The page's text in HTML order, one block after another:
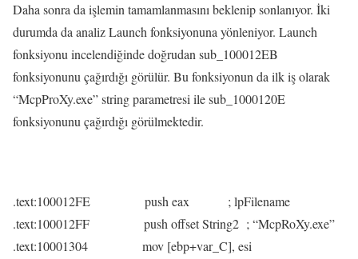
Daha sonra da işlemin tamamlanmasını beklenip sonlanıyor. İki
durumda da analiz Launch fonksiyonuna yönleniyor. Launch
fonksiyonu incelendiğinde doğrudan sub_100012EB
fonksiyonunu çağırdığı görülür. Bu fonksiyonun da ilk iş olarak
“McpProXy.exe” string parametresi ile sub_1000120E
fonksiyonunu çağırdığı görülmektedir.
.text:100012FE push eax ; lpFilename
.text:100012FF push offset String2 ; “McpRoXy.exe”
.text:10001304 mov [ebp+var_C], esi